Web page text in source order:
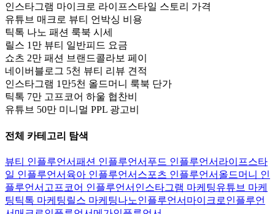
인스타그램 마이크로 라이프스타일 스토리 가격
유튜브 매크로 뷰티 언박싱 비용
틱톡 나노 패션 룩북 시세
릴스 1만 뷰티 일반피드 요금
쇼츠 2만 패션 브랜드콜라보 페이
네이버블로그 5천 뷰티 리뷰 견적
인스타그램 1만5천 올드머니 룩북 단가
틱톡 7만 고프코어 하울 협찬비
유튜브 50만 미니멀 PPL 광고비
전체 카테고리 탐색
뷰티 인플루언서패션 인플루언서 푸드 인플루언서 라이프스타
일 인플루언서 육아 인플루언서 스포츠 인플루언서 올드머니 인
플루언서 고프코어 인플루언서 인스타그램 마케팅유튜브 마케
팅틱톡 마케팅 릴스 마케팅나노인플루언서 마이크로인플루언